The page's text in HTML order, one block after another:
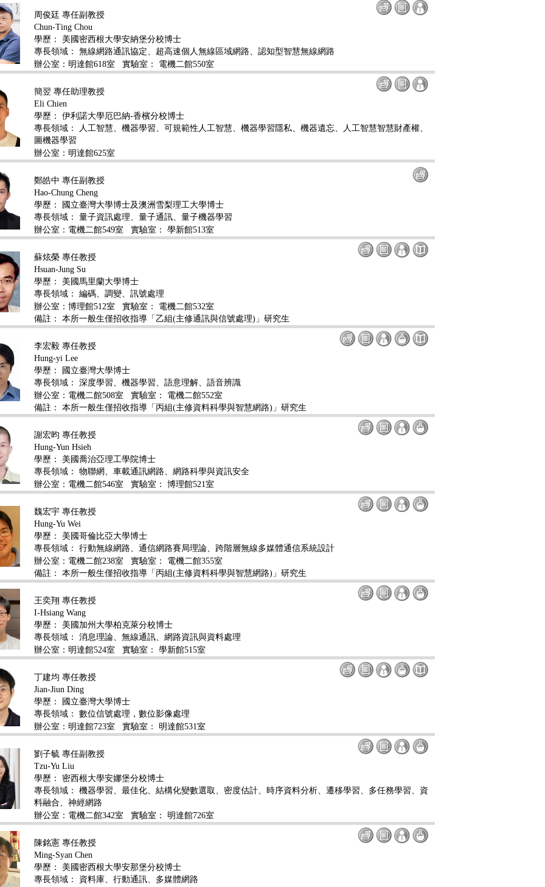
周俊廷 專任副教授
Chun-Ting Chou
學歷： 美國密西根大學安納堡分校博士
專長領域： 無線網路通訊協定、超高速個人無線區域網路、認知型智慧無線網路
辦公室：明達館618室
實驗室： 電機二館550室
簡翌 專任助理教授
Eli Chien
學歷： 伊利諾大學厄巴納-香檳分校博士
專長領域：
人工智慧、機器學習、可規範性人工智慧、機器學習隱私、機器遺忘、人工智慧智慧財產權、
圖機器學習
辦公室：明達館625室
鄭皓中 專任副教授
Hao-Chung Cheng
學歷：
國立臺灣大學博士及澳洲雪梨理工大學博士
專長領域： 量子資訊處理、量子通訊、量子機器學習
辦公室：電機二館549室
實驗室： 學新館513室
蘇炫榮 專任教授
Hsuan-Jung Su
學歷： 美國馬里蘭大學博士
專長領域： 編碼、調變、訊號處理
辦公室：博理館512室
實驗室： 電機二館532室
備註： 本所一般生僅招收指導「乙組(主修通訊與信號處理)」研究生
李宏毅 專任教授
Hung-yi Lee
學歷：
國立臺灣大學博士
專長領域： 深度學習、機器學習、語意理解、語音辨識
辦公室：電機二館508室
實驗室： 電機二館552室
備註： 本所一般生僅招收指導「丙組(主修資料科學與智慧網路)」研究生
謝宏昀 專任教授
Hung-Yun Hsieh
學歷： 美國喬治亞理工學院博士
專長領域： 物聯網、車載通訊網路、網路科學與資訊安全
辦公室：電機二館546室
實驗室： 博理館521室
魏宏宇 專任教授
Hung-Yu Wei
學歷： 美國哥倫比亞大學博士
專長領域： 行動無線網路、通信網路賽局理論、跨階層無線多媒體通信系統設計
辦公室：電機二館238室
實驗室： 電機二館355室
備註： 本所一般生僅招收指導「丙組(主修資料科學與智慧網路)」研究生
王奕翔 專任教授
I-Hsiang Wang
學歷： 美國加州大學柏克萊分校博士
專長領域： 消息理論、無線通訊、網路資訊與資料處理
辦公室：明達館524室
實驗室： 學新館515室
丁建均 專任教授
Jian-Jiun Ding
學歷：
國立臺灣大學博士
專長領域： 數位信號處理，數位影像處理
辦公室：明達館723室
實驗室： 明達館531室
劉子毓 專任副教授
Tzu-Yu Liu
學歷： 密西根大學安娜堡分校博士
專長領域： 機器學習、最佳化、結構化變數選取、密度估計、時序資料分析、遷移學習、多任務學習、資
料融合、神經網路
辦公室：電機二館342室
實驗室： 明達館726室
陳銘憲 專任教授
Ming-Syan Chen
學歷： 美國密西根大學安那堡分校博士
專長領域： 資料庫、行動通訊、多媒體網路